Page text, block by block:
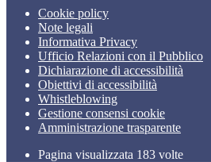
Cookie policy
Note legali
Informativa Privacy
Ufficio Relazioni con il Pubblico
Dichiarazione di accessibilità
Obiettivi di accessibilità
Whistleblowing
Gestione consensi cookie
Amministrazione trasparente
Pagina visualizzata 183 volte